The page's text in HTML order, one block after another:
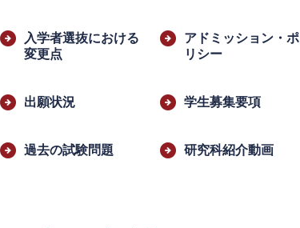
入学者選抜における
変更点
アドミッション・ポ
リシー
出願状況 学生募集要項
過去の試験問題 研究科紹介動画